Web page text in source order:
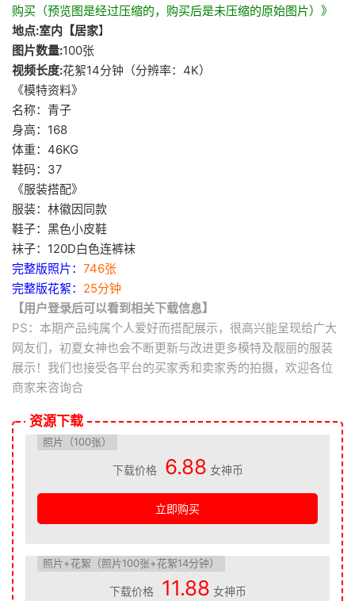
购买（预览图是经过压缩的，购买后是未压缩的原始图片）》
地点:室内【居家】
图片数量:100张
视频长度:花絮14分钟（分辨率：4K）
《模特资料》
名称：青子
身高：168
体重：46KG
鞋码：37
《服装搭配》
服装：林徽因同款
鞋子：黑色小皮鞋
袜子：120D白色连裤袜
完整版照片： 746张
完整版花絮： 25分钟
【用户登录后可以看到相关下载信息】
PS：本期产品纯属个人爱好而搭配展示，很高兴能呈现给广大
网友们，初夏女神也会不断更新与改进更多模特及靓丽的服装
展示！我们也接受各平台的买家秀和卖家秀的拍摄，欢迎各位
商家来咨询合
资源下载
照片（100张）
下载价格 6.88 女神币
立即购买
照片+花絮（照片100张+花絮14分钟）
下载价格 11.88 女神币